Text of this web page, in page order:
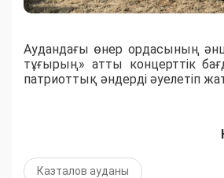
Аудандағы өнер ордасының
тұғырың» атты концерттік
патриоттық әндерді әуелетіп
Казталов ауданы